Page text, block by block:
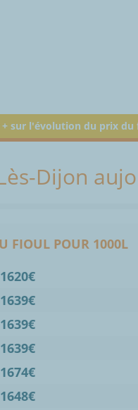
+ sur l'évolution du prix du
Dijon
FIOUL POUR 1000L
1620€
1639€
1639€
1639€
1674€
1648€